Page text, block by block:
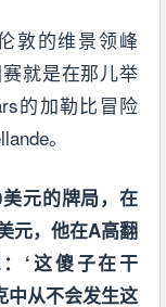
敦的维景领峰
就是在那儿举
的加勒比冒险
。
元的牌局，在
元，他在A高翻
‘这傻子在干
中从不会发生这